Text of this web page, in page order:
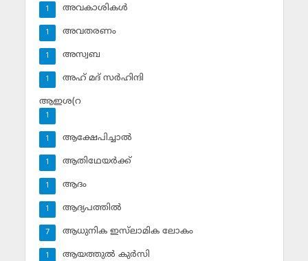
അവകാശികള്‍
1
അവതരണം
1
അസ്വബ
1
അഹ് മദ് സര്‍ഹിന്ദി
1
ആഇശ(റ
1
ആക്ഷേപിച്ചാല്‍
1
ആതിഥേയര്‍ക്ക്
1
ആദം
1
ആദ്യപത്തില്‍
1
ആധുനിക ഇസ്‌ലാമിക ലോകം
7
ആയത്തുല്‍ കുര്‍സി
1